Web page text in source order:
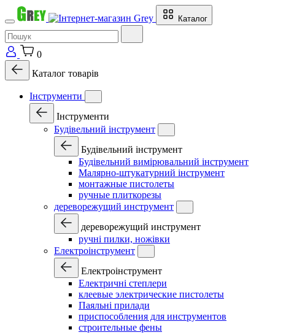
Каталог
0
Каталог товарів
Інструменти
Інструменти
Будівельний інструмент
Будівельний інструмент
Будівельний вимірювальний інструмент
Малярно-штукатурний інструмент
монтажные пистолеты
ручные плиткорезы
дереворежущий инструмент
дереворежущий инструмент
ручні пилки, ножівки
Електроінструмент
Електроінструмент
Електричні степлери
клеевые электрические пистолеты
Паяльні прилади
приспособления для инструментов
строительные фены